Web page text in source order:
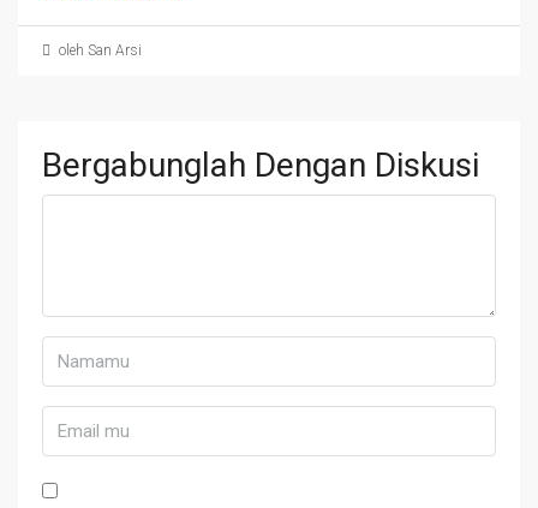
oleh San Arsi
Bergabunglah Dengan Diskusi